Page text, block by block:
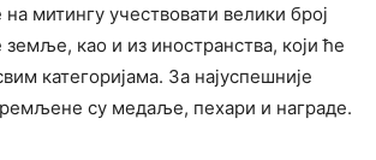
митингу учествовати велики број
као и из иностранства, који ће
категоријама. За најуспешније
су медаље, пехари и награде.